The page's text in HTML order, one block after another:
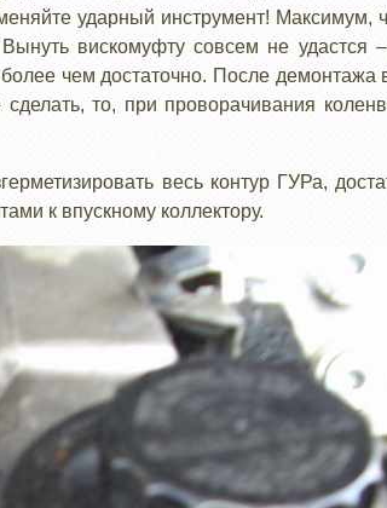
ударный инструмент! Максимум,
вискомуфту совсем не удастся
чем достаточно. После
то, при проворачивания
весь контур ГУРа,
к впускному коллектору.